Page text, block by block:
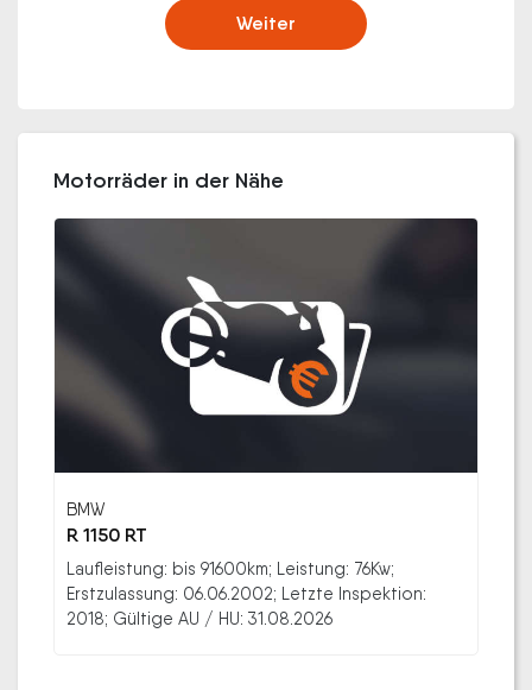
Weiter
Motorräder in der Nähe
BMW
R 1150 RT
Laufleistung: bis 91600km; Leistung: 76Kw;
Erstzulassung: 06.06.2002; Letzte Inspektion:
2018; Gültige AU / HU: 31.08.2026